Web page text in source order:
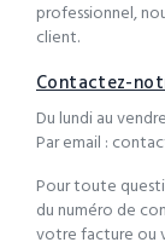
professionnel,
client.
Contactez-
Du lundi au
Par email :
Pour toute
du numéro de
votre facture ou